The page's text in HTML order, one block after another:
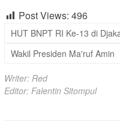
Post Views: 496
HUT BNPT RI Ke-13 di
Wakil Presiden Ma'ruf Amin
Writer: Red
Editor: Falentin Sitompul